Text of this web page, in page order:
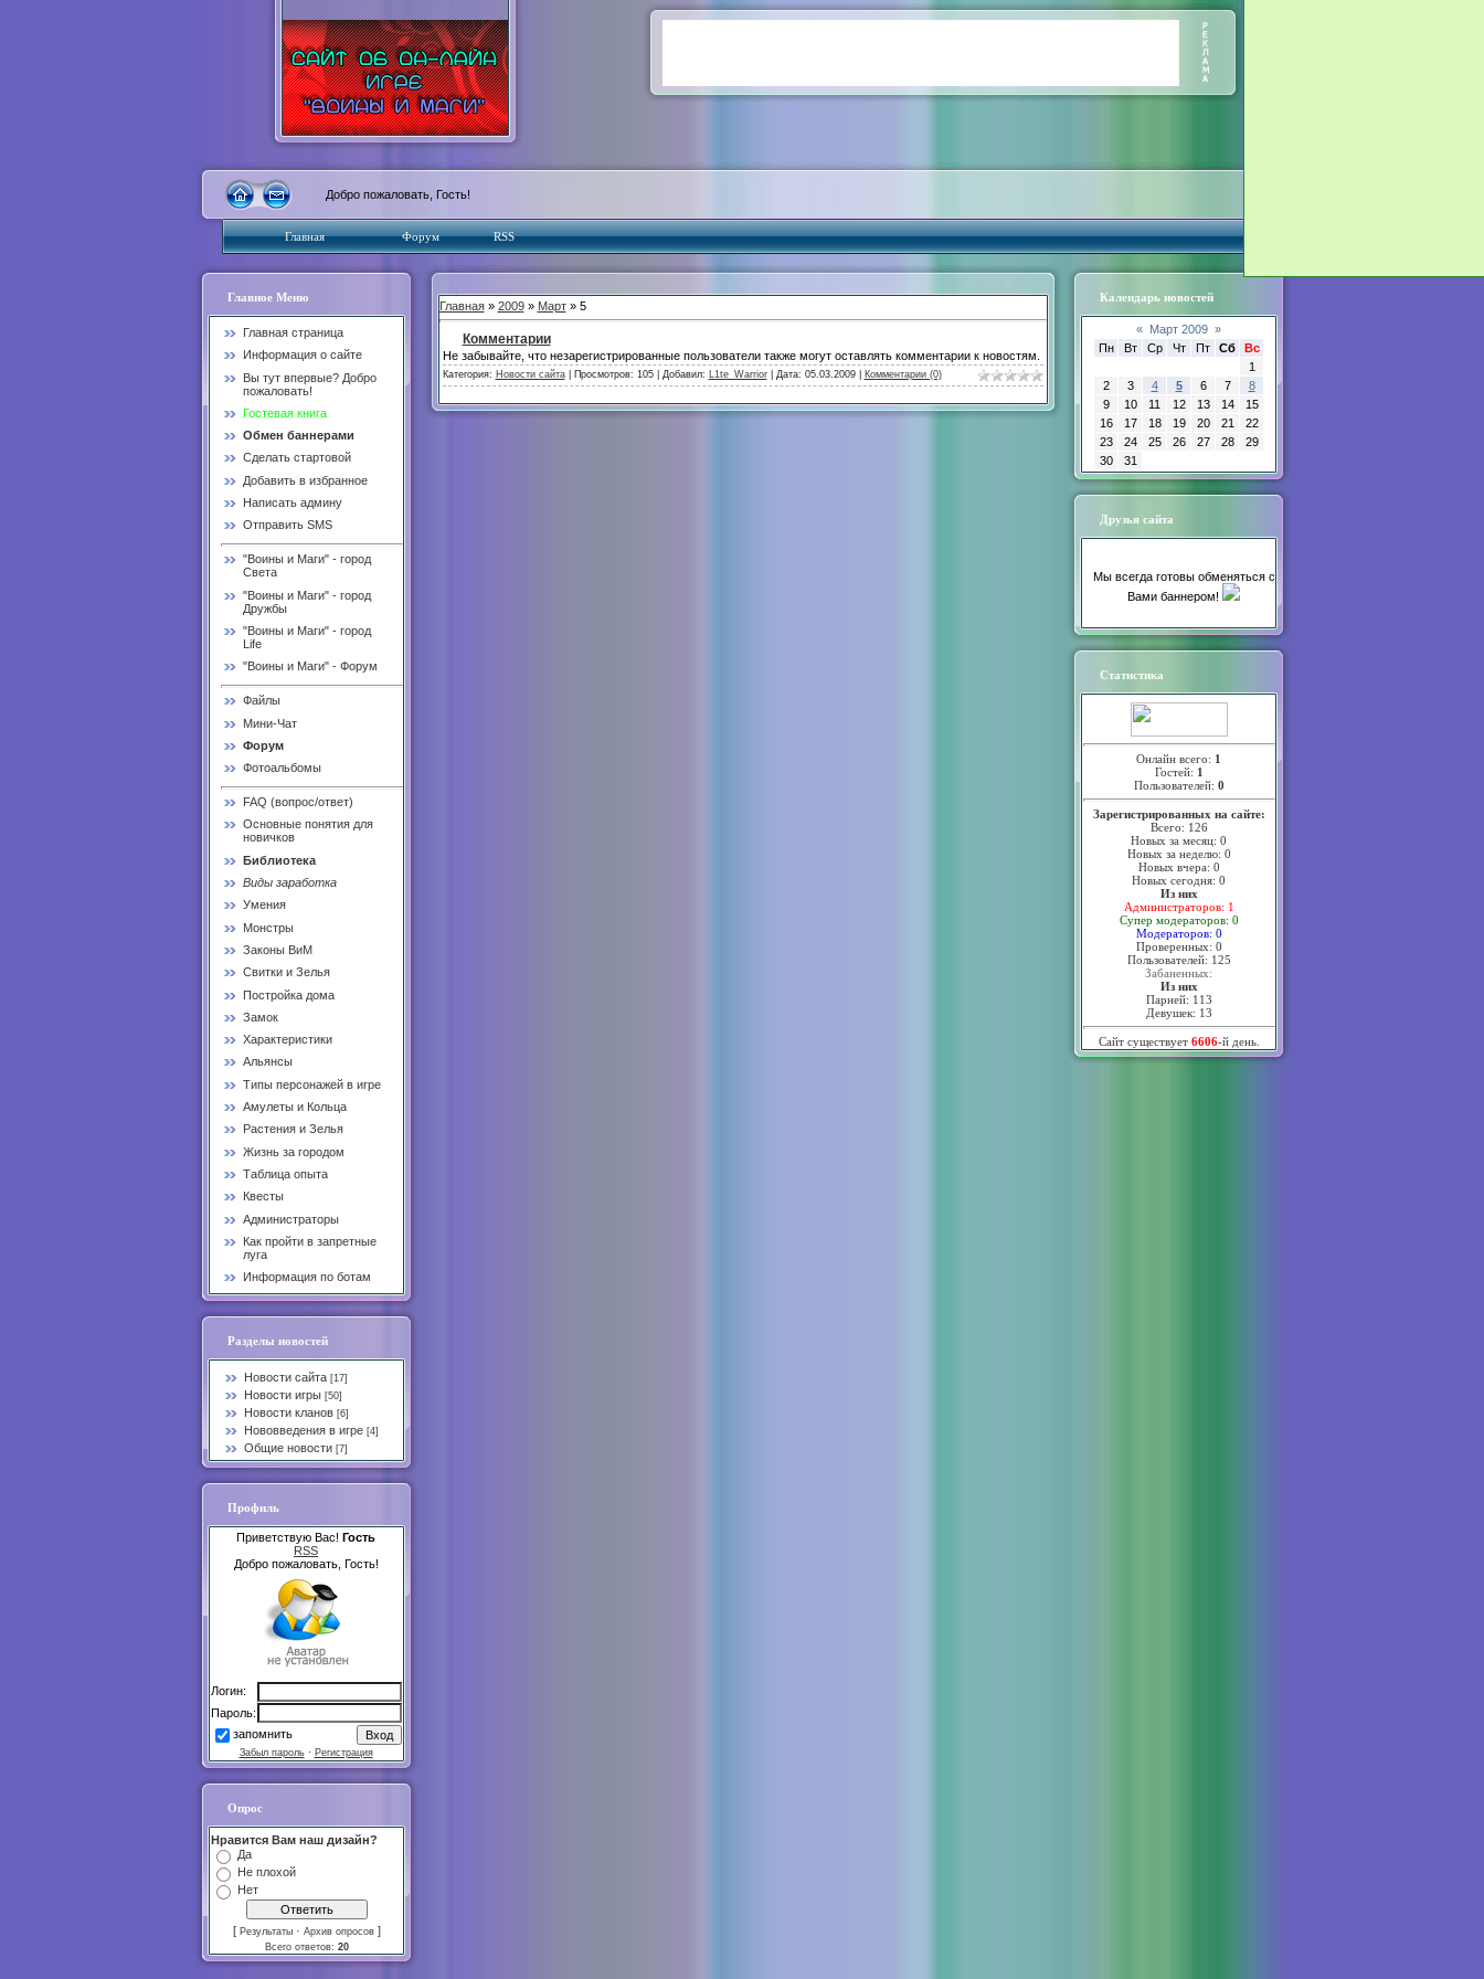
Добро пожаловать, Гость!
Главная Форум RSS
Главное Меню
Главная страница
Информация о сайте
Вы тут впервые? Добро
пожаловать!
Гостевая книга
Обмен баннерами
Сделать стартовой
Добавить в избранное
Написать админу
Отправить SMS
"Воины и Маги" - город
Света
"Воины и Маги" - город
Дружбы
"Воины и Маги" - город
Life
"Воины и Маги" - Форум
Файлы
Мини-Чат
Форум
Фотоальбомы
FAQ (вопрос/ответ)
Основные понятия для
новичков
Библиотека
Виды заработка
Умения
Монстры
Законы ВиМ
Свитки и Зелья
Постройка дома
Замок
Характеристики
Альянсы
Типы персонажей в игре
Амулеты и Кольца
Растения и Зелья
Жизнь за городом
Таблица опыта
Квесты
Администраторы
Как пройти в запретные
луга
Информация по ботам
Разделы новостей
Новости сайта [17]
Новости игры [50]
Новости кланов [6]
Нововведения в игре [4]
Общие новости [7]
Профиль
Приветствую Вас! Гость
RSS
Добро пожаловать, Гость!
Логин:
Пароль:
запомнить
Забыл пароль· Регистрация
Опрос
Нравится Вам наш дизайн?
Да
Не плохой
Нет
[ Результаты· Архив опросов]
Всего ответов: 20
Главная» 2009» Март» 5
Комментарии
Не забывайте, что незарегистрированные пользователи также могут оставлять комментарии к новостям.
Категория: Новости сайта| Просмотров: 105 | Добавил: L1te_Warrior| Дата: 05.03.2009| Комментарии (0)
Календарь новостей
« Март 2009 »
Пн
Вт Ср Чт Пт Сб
Вс
1
2
3 4 5 6 7
8
9
10 11 12 13 14
15
16
17 18 19 20 21
22
23
24 25 26 27 28
29
30
31
Друзья сайта
Мы всегда готовы обменяться с
Вами баннером!
Статистика
Онлайн всего: 1
Гостей: 1
Пользователей: 0
Зарегистрированных на сайте:
Всего: 126
Новых за месяц: 0
Новых за неделю: 0
Новых вчера: 0
Новых сегодня: 0
Из них
Администраторов: 1
Супер модераторов: 0
Модераторов: 0
Проверенных: 0
Пользователей: 125
Забаненных:
Из них
Парней: 113
Девушек: 13
Сайт существует 6606-й день.